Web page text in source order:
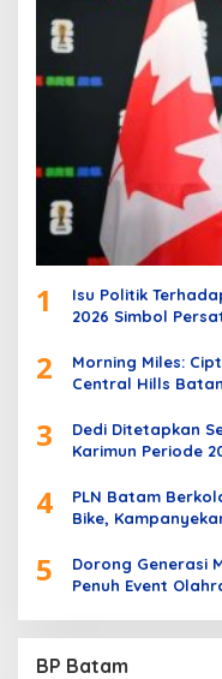
1
Isu Politik
2026 Simbol
2
Morning Miles:
Central Hills
3
Dedi Ditetapkan
Karimun Periode
4
PLN Batam
Bike,
5
Dorong Generasi
Penuh Event
BP Batam